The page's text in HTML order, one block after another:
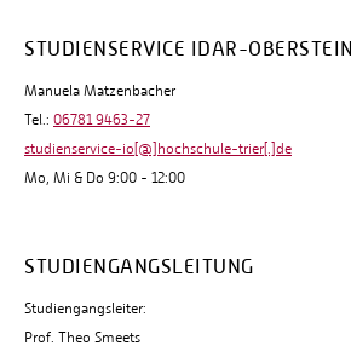
STUDIENSERVICE IDAR-OBERSTEIN
Manuela Matzenbacher
Tel.: 06781 9463-27
studienservice-io[@]hochschule-trier[.]de
Mo, Mi & Do 9:00 - 12:00
STUDIENGANGSLEITUNG
Studiengangsleiter:
Prof. Theo Smeets